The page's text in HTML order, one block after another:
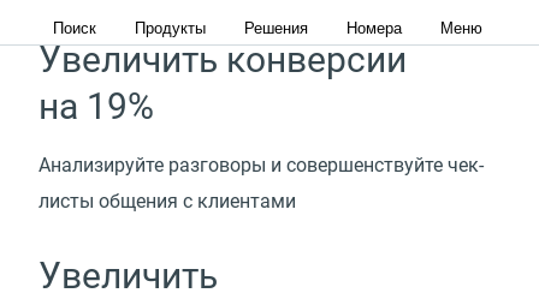
Поиск Продукты Решения Номера Меню
Увеличить конверсии
на 19%
Анализируйте разговоры и совершенствуйте чек-
листы общения с клиентами
Увеличить